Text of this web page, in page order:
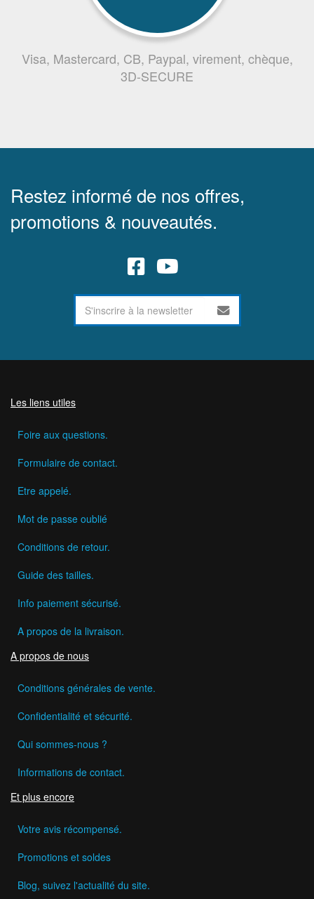
Visa, Mastercard, CB, Paypal, virement, chèque,
3D-SECURE
Restez informé de nos offres,
promotions & nouveautés.
Les liens utiles
Foire aux questions.
Formulaire de contact.
Etre appelé.
Mot de passe oublié
Conditions de retour.
Guide des tailles.
Info paiement sécurisé.
A propos de la livraison.
A propos de nous
Conditions générales de vente.
Confidentialité et sécurité.
Qui sommes-nous ?
Informations de contact.
Et plus encore
Votre avis récompensé.
Promotions et soldes
Blog, suivez l'actualité du site.